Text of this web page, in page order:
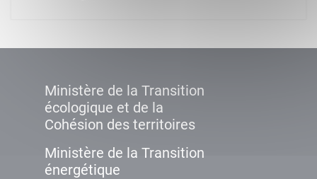
Ministère de la Transition
écologique et de la
Cohésion des territoires
Ministère de la Transition
énergétique